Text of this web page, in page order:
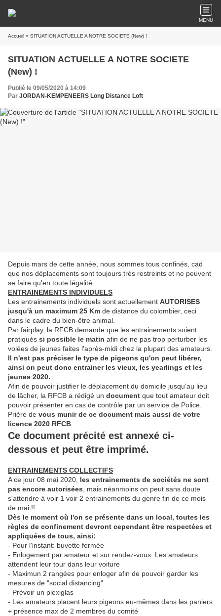
MENU
Accueil » SITUATION ACTUELLE A NOTRE SOCIETE (New) !
SITUATION ACTUELLE A NOTRE SOCIETE
(New) !
Publié le 09/05/2020 à 14:09
Par JORDAN-KEMPENEERS Long Distance Loft
Depuis mars de cette année, nous sommes tous confinés, cad
que nos déplacements sont toujours très restreints et ne peuvent
se faire qu'en toute légalité.
ENTRAINEMENTS INDIVIDUELS
Les entrainements individuels sont actuellement AUTORISES
jusqu'à un maximum 25 Km de distance du colombier, ceci
dans le cadre du bien-être animal.
Par fairplay, la RFCB demande que les entrainements soient
pratiqués si possible le matin afin de ne pas trop perturber les
volées de jeunes faites l'après-midi chez la plupart des amateurs.
Il n'est pas préciser le type de pigeons qu'on peut libérer,
ainsi on peut donc entrainer les vieux, les yearlings et les
jeunes 2020.
Afin de pouvoir justifier le déplacement du domicile jusqu'au lieu
de lâcher, la RFCB a rédigé un document que tout amateur doit
pouvoir présenter en cas de contrôle par un service de Police.
Prière de vous munir de ce document mais aussi de votre
licence 2020 RFCB
Ce document précité est annexé ci-
dessous et peut être imprimé.
ENTRAINEMENTS COLLECTIFS
A ce jour 08 mai 2020, les entrainements de sociétés ne sont
pas encore autorisées , mais néanmoins on peut sans doute
s'attendre à voir 1 voir 2 entrainements du genre fin de ce mois
de mai !!
Dès le moment où l'on se présente dans un local, toutes les
règles de confinement devront cependant être respectées et
appliquées de tous, ainsi:
- Pour l'instant: buvette fermée
- Enlogement par amateur et sur rendez-vous. Les amateurs
attendent leur tour dans leur voiture
- Maximun 2 rangées pour enloger afin de pouvoir garder les
mesures de "social distancing"
- Prévoir un plexiglas
- Les amateurs placent leurs pigeons eu-mêmes dans les paniers
+ présence max de 2 membres du comité